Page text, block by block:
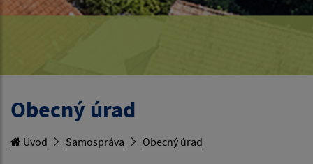
Obecný úrad
Úvod Samospráva Obecný úrad